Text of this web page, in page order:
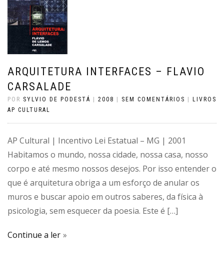
ARQUITETURA INTERFACES – FLAVIO
CARSALADE
POR SYLVIO DE PODESTÁ | 2008 | SEM COMENTÁRIOS | LIVROS
AP CULTURAL
AP Cultural | Incentivo Lei Estatual – MG | 2001
Habitamos o mundo, nossa cidade, nossa casa, nosso
corpo e até mesmo nossos desejos. Por isso entender o
que é arquitetura obriga a um esforço de anular os
muros e buscar apoio em outros saberes, da física à
psicologia, sem esquecer da poesia. Este é […]
Continue a ler